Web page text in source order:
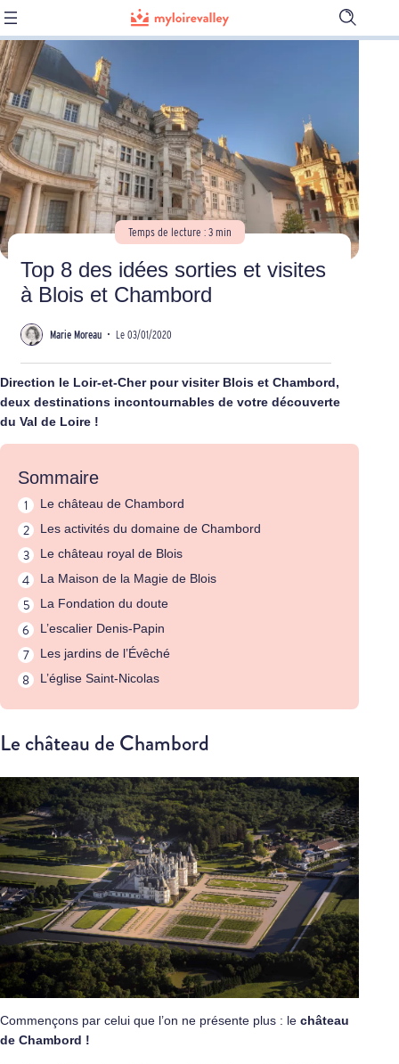
Ouvrir
la
Temps de lecture : 3 min
Top 8 des idées sorties et visites
à Blois et Chambord
Marie Moreau • Le 03/01/2020
Direction le Loir-et-Cher pour visiter Blois et Chambord,
deux destinations incontournables de votre découverte
du Val de Loire !
Sommaire
Le château de Chambord
Les activités du domaine de Chambord
Le château royal de Blois
La Maison de la Magie de Blois
La Fondation du doute
L’escalier Denis-Papin
Les jardins de l’Évêché
L’église Saint-Nicolas
Le château de Chambord
Commençons par celui que l’on ne présente plus : le château
de Chambord !